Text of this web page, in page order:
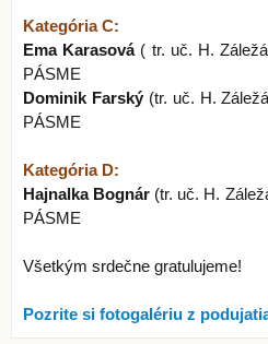
Kategória C:
Ema Karasová ( tr. uč. H.
PÁSME
Dominik Farský(tr. uč. H.
PÁSME
Kategória D:
Hajnalka Bognár (tr. uč. H.
PÁSME
Všetkým srdečne gratulujeme!
Pozrite si fotogalériu z